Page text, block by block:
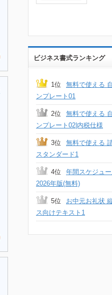
ビジネス書式ランキング
1位
無料で使える
ンプレート01
2位
無料で使える
ンプレート02|内税仕様
3位
無料で使える
スタンダード1
4位
年間スケジュ
2026年版(無料)
5位
お中元お礼状
ス向けテキスト1